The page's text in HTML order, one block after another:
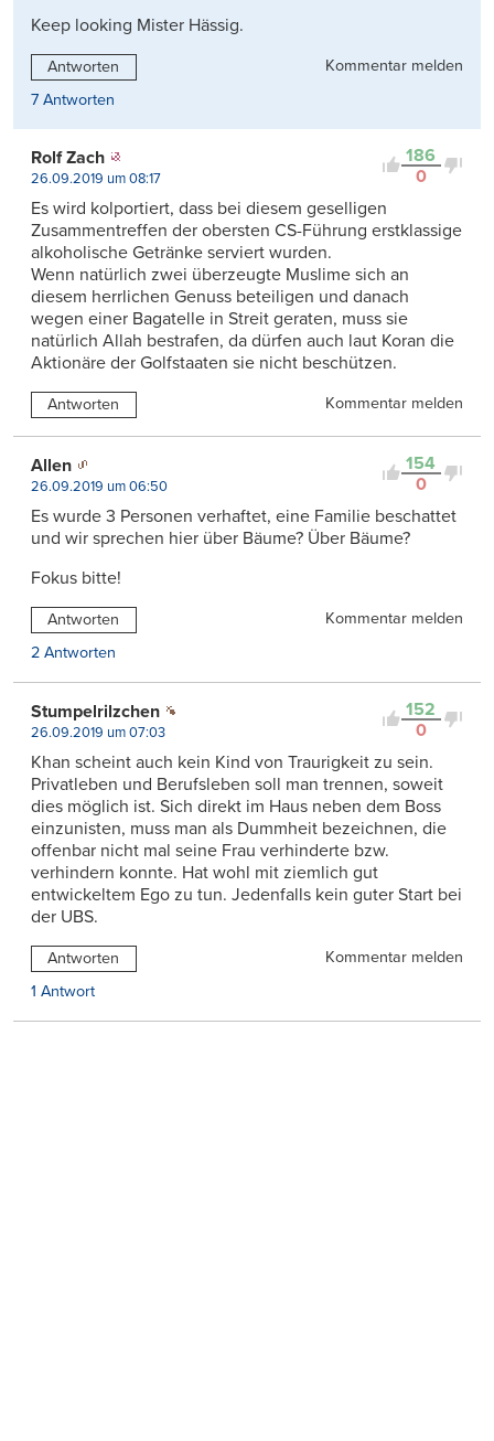
Keep looking Mister Hässig.
Antworten
Kommentar melden
7 Antworten
186
0
Rolf Zach
26.09.2019 um 08:17
Es wird kolportiert, dass bei diesem geselligen
Zusammentreffen der obersten CS-Führung erstklassige
alkoholische Getränke serviert wurden.
Wenn natürlich zwei überzeugte Muslime sich an
diesem herrlichen Genuss beteiligen und danach
wegen einer Bagatelle in Streit geraten, muss sie
natürlich Allah bestrafen, da dürfen auch laut Koran die
Aktionäre der Golfstaaten sie nicht beschützen.
Antworten Kommentar melden
154
0
Allen
26.09.2019 um 06:50
Es wurde 3 Personen verhaftet, eine Familie beschattet
und wir sprechen hier über Bäume? Über Bäume?
Fokus bitte!
Antworten
Kommentar melden
2 Antworten
152
0
Stumpelrilzchen
26.09.2019 um 07:03
Khan scheint auch kein Kind von Traurigkeit zu sein.
Privatleben und Berufsleben soll man trennen, soweit
dies möglich ist. Sich direkt im Haus neben dem Boss
einzunisten, muss man als Dummheit bezeichnen, die
offenbar nicht mal seine Frau verhinderte bzw.
verhindern konnte. Hat wohl mit ziemlich gut
entwickeltem Ego zu tun. Jedenfalls kein guter Start bei
der UBS.
Antworten
Kommentar melden
1 Antwort